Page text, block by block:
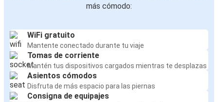
Lagos de Plitvice (Plitvička Jezera)
Lagos de Plitvice (Plitvička Jezera)
Dubrovnik
Skradin
Lagos de Plitvice (Plitvička Jezera)
más cómodo:
WiFi gratuito
Mantente conectado durante tu viaje
Tomas de corriente
Mantén tus dispositivos cargados mientras te desplazas
Asientos cómodos
Disfruta de más espacio para las piernas
Consigna de equipajes